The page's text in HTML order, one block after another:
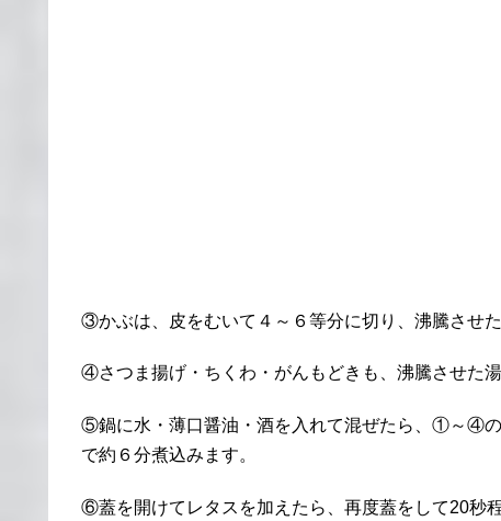
③かぶは、皮をむいて４～６等分に切り、沸騰させ
④さつま揚げ・ちくわ・がんもどきも、沸騰させた
⑤鍋に水・薄口醤油・酒を入れて混ぜたら、①～④
で約６分煮込みます。
⑥蓋を開けてレタスを加えたら、再度蓋をして20秒